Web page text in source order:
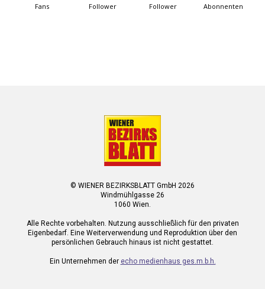
Fans Follower Follower Abonnenten
© WIENER BEZIRKSBLATT GmbH 2026
Windmühlgasse 26
1060 Wien.
Alle Rechte vorbehalten. Nutzung ausschließlich für den privaten
Eigenbedarf. Eine Weiterverwendung und Reproduktion über den
persönlichen Gebrauch hinaus ist nicht gestattet.
Ein Unternehmen der echo medienhaus ges.m.b.h.